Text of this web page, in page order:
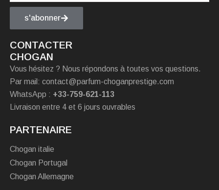
s'abonner
CONTACTER
CHOGAN
Vous hésitez ? Nous répondons à toutes vos questions.
Par mail: contact@parfum-choganprestige.com
WhatsApp : +33-759-621-113
Livraison entre 4 et 6 jours ouvrables
PARTENAIRE
Chogan italie
Chogan Portugal
Chogan Allemagne